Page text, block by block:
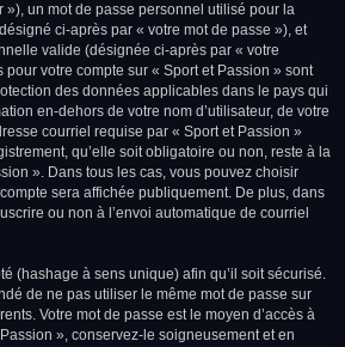
»), un mot de passe personnel utilisé pour la
ci-après par « votre mot de passe »), et
valide (désignée ci-après par « votre
pour votre compte sur « Sport et Passion » sont
des données applicables dans le pays qui
en-dehors de votre nom d’utilisateur, de votre
courriel requise par « Sport et Passion »
qu’elle soit obligatoire ou non, reste à la
». Dans tous les cas, vous pouvez choisir
sera affichée publiquement. De plus, dans
ou non à l’envoi automatique de courriel
(hashage à sens unique) afin qu’il soit sécurisé.
de ne pas utiliser le même mot de passe sur
Votre mot de passe est le moyen d’accès à
», conservez-le soigneusement et en